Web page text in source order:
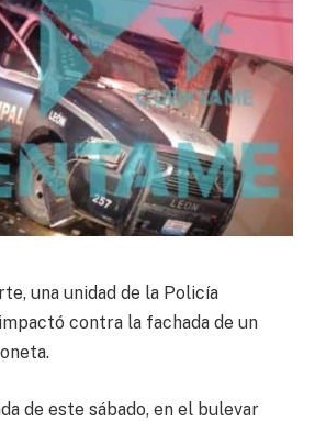
una unidad de la Policía
contra la fachada de un
de este sábado, en el bulevar